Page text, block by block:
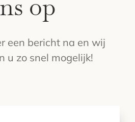
op
een bericht na en wij
u zo snel mogelijk!